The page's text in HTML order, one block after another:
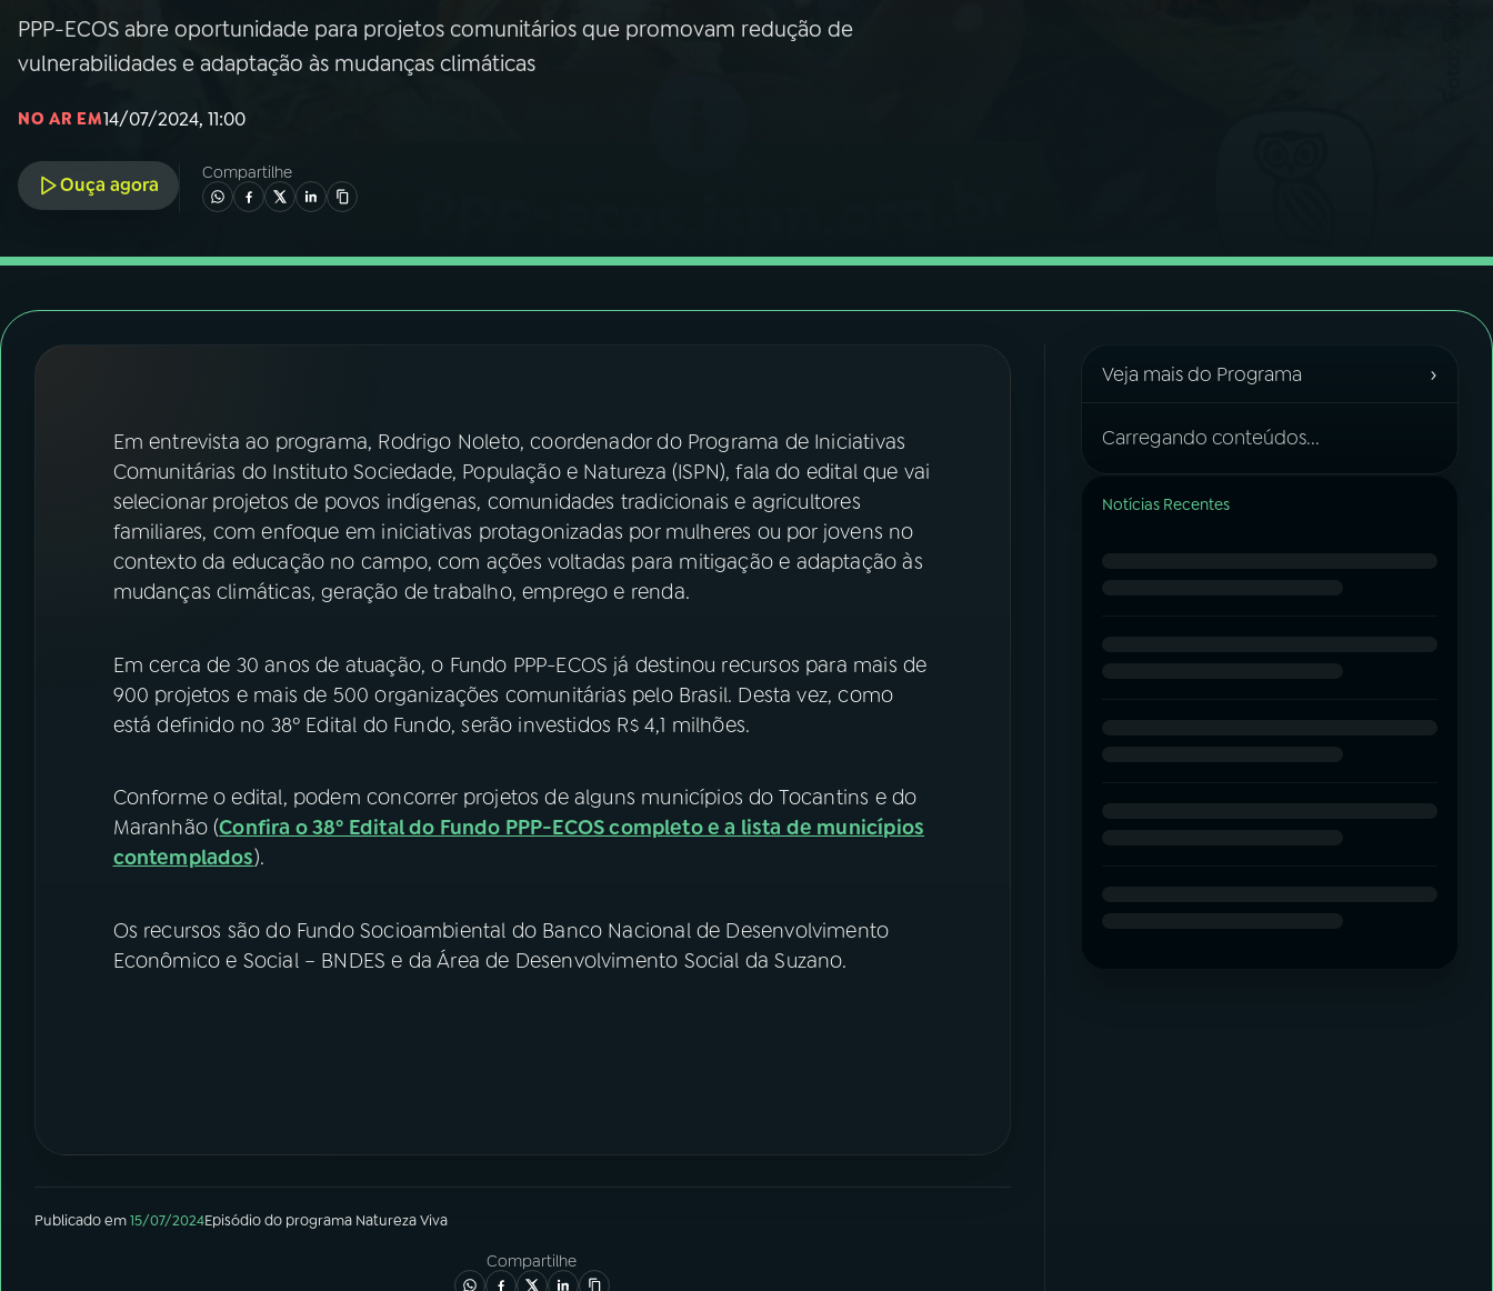
06VIDEOCASTS
07ÚLTIMAS
08FESTIVAL DE MÚSICA
Instagram X
PPP-ECOS abre oportunidade para projetos comunitários que promovam redução de
vulnerabilidades e adaptação às mudanças climáticas
NO AR EM14/07/2024, 11:00
Ouça agora
Compartilhe
Em entrevista ao programa, Rodrigo Noleto, coordenador do Programa de Iniciativas
Comunitárias do Instituto Sociedade, População e Natureza (ISPN), fala do edital que vai
selecionar projetos de povos indígenas, comunidades tradicionais e agricultores
familiares, com enfoque em iniciativas protagonizadas por mulheres ou por jovens no
contexto da educação no campo, com ações voltadas para mitigação e adaptação às
mudanças climáticas, geração de trabalho, emprego e renda.
Em cerca de 30 anos de atuação, o Fundo PPP-ECOS já destinou recursos para mais de
900 projetos e mais de 500 organizações comunitárias pelo Brasil. Desta vez, como
está definido no 38º Edital do Fundo, serão investidos R$ 4,1 milhões.
Conforme o edital, podem concorrer projetos de alguns municípios do Tocantins e do
Maranhão (Confira o 38º Edital do Fundo PPP-ECOS completo e a lista de municípios
contemplados).
Os recursos são do Fundo Socioambiental do Banco Nacional de Desenvolvimento
Econômico e Social – BNDES e da Área de Desenvolvimento Social da Suzano.
Publicado em15/07/2024Episódiodo programa Natureza Viva
Compartilhe
Veja mais do Programa ›
Carregando conteúdos...
Notícias Recentes